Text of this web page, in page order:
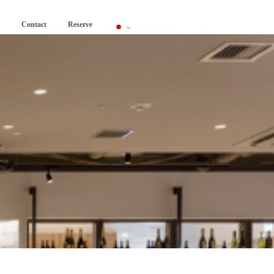
Contact Reserve